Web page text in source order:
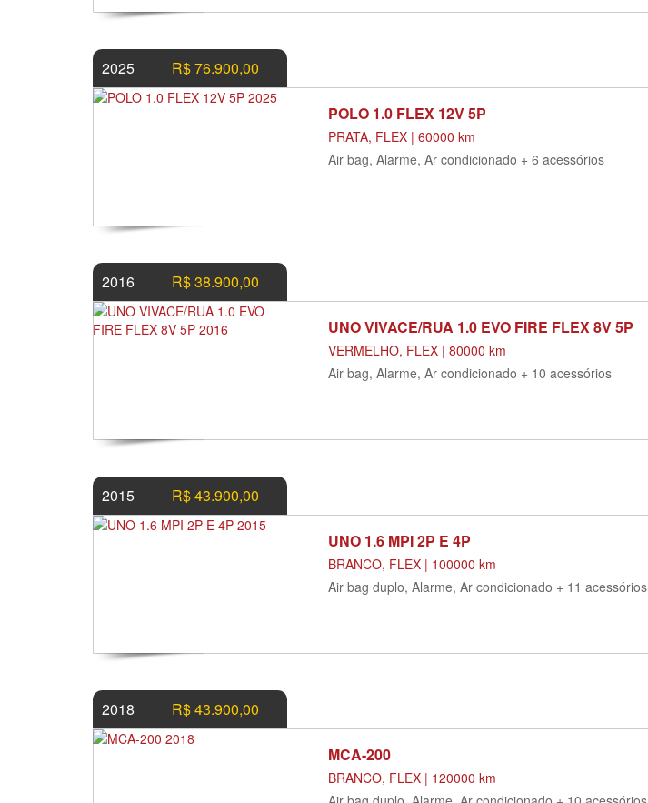
2025 R$ 76.900,00
POLO 1.0 FLEX 12V 5P
PRATA, FLEX | 60000 km
Air bag, Alarme, Ar condicionado + 6 acessórios
2016 R$ 38.900,00
UNO VIVACE/RUA 1.0 EVO FIRE FLEX 8V 5P
VERMELHO, FLEX | 80000 km
Air bag, Alarme, Ar condicionado + 10 acessórios
2015 R$ 43.900,00
UNO 1.6 MPI 2P E 4P
BRANCO, FLEX | 100000 km
Air bag duplo, Alarme, Ar condicionado + 11 acessórios
2018 R$ 43.900,00
MCA-200
BRANCO, FLEX | 120000 km